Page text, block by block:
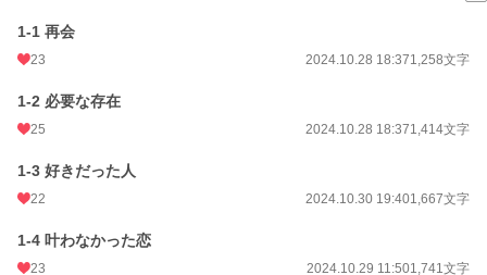
小説
お気に入り
24h.ポイント 7 pt
文字数
更新日時 2024.11.22 17:50
1-1 再会
23 2024.10.28 18:371,258文字
1-2 必要な存在
25 2024.10.28 18:371,414文字
1-3 好きだった人
22 2024.10.30 19:401,667文字
1-4 叶わなかった恋
23 2024.10.29 11:501,741文字